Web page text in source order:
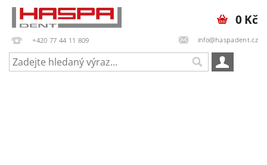
+420 77 44 11 809 info@haspadent.cz
0 Kč